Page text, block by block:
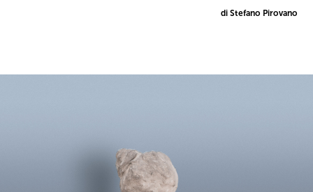
di Stefano Pirovano